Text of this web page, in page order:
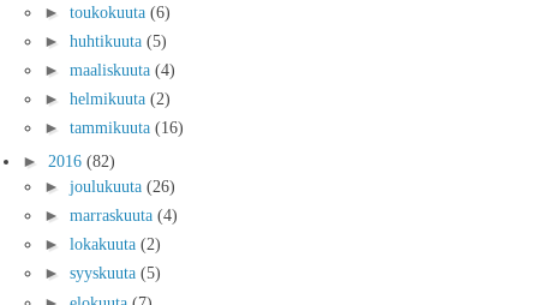
► toukokuuta (6)
► huhtikuuta (5)
► maaliskuuta (4)
► helmikuuta (2)
► tammikuuta (16)
► 2016 (82)
► joulukuuta (26)
► marraskuuta (4)
► lokakuuta (2)
► syyskuuta (5)